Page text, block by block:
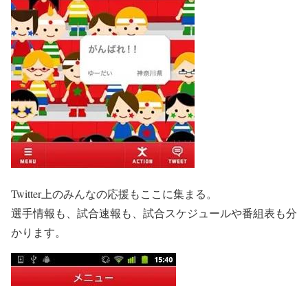
Twitter上のみんなの応援もここに集まる。
選手情報も、試合速報も、試合スケジュールや番組表も分
かります。